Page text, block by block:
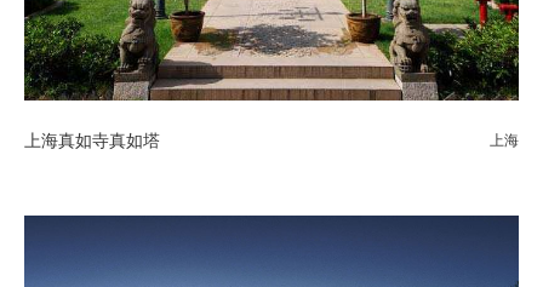
上海真如寺真如塔 上海